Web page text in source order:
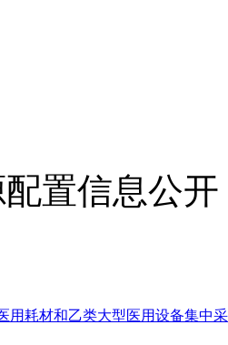
配置信息公
用耗材和乙类大型医用设备集中